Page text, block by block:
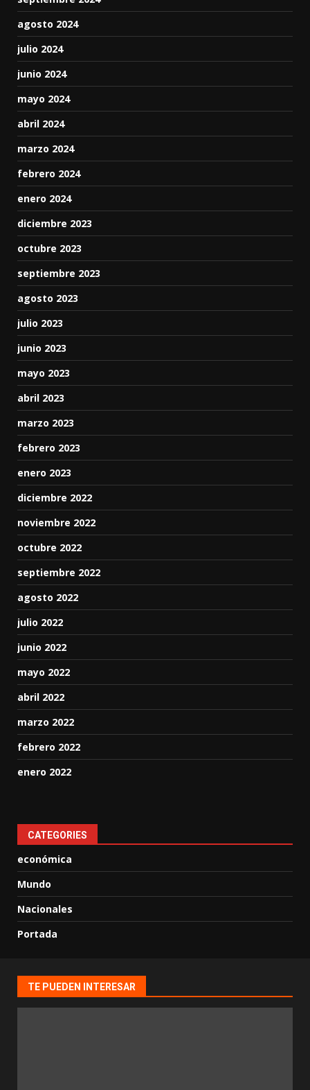
agosto 2024
julio 2024
junio 2024
mayo 2024
abril 2024
marzo 2024
febrero 2024
enero 2024
diciembre 2023
octubre 2023
septiembre 2023
agosto 2023
julio 2023
junio 2023
mayo 2023
abril 2023
marzo 2023
febrero 2023
enero 2023
diciembre 2022
noviembre 2022
octubre 2022
septiembre 2022
agosto 2022
julio 2022
junio 2022
mayo 2022
abril 2022
marzo 2022
febrero 2022
enero 2022
CATEGORIES
económica
Mundo
Nacionales
Portada
TE PUEDEN INTERESAR